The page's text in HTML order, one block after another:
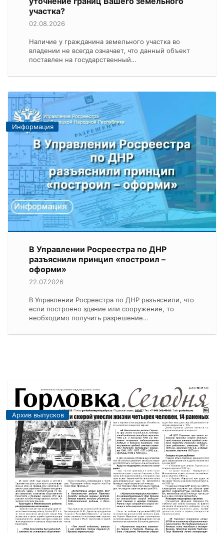
участка?
02.08.2026
Наличие у гражданина земельного участка во
владении не всегда означает, что данный объект
поставлен на государственный…
Информация
В Управлении Росреестра по ДНР
разъяснили принцип «построил –
оформи»
22.07.2026
В Управлении Росреестра по ДНР разъяснили, что
если построено здание или сооружение, то
необходимо получить разрешение…
Архив выпусков